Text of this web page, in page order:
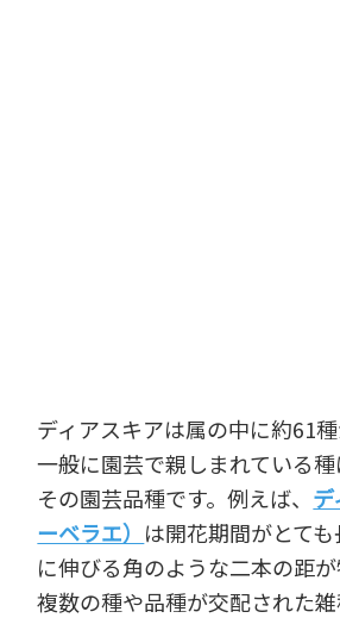
ディアスキアは属の中に約61種
一般に園芸で親しまれている
その園芸品種です。例えば、
ーベラエ） は開花期間がとて
に伸びる角のような二本の距
複数の種や品種が交配された